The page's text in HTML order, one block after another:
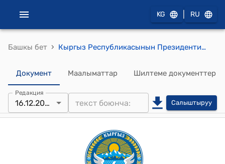
KG RU
Башкы бет › Кыргыз Республикасынын Президентинин 2023-жылдын 15-сентябрындагы ПЖ № 237 "2023-2027-жылдар мезгилин Тоолуу региондорду өнүктүрүү боюнча иш-аракеттердин беш жылдыгы деп жарыялоо жөнүндө Жарлыгы
Документ Маалыматтар Шилтеме документтер
Редакция
16.12.2025 Салыштыруу